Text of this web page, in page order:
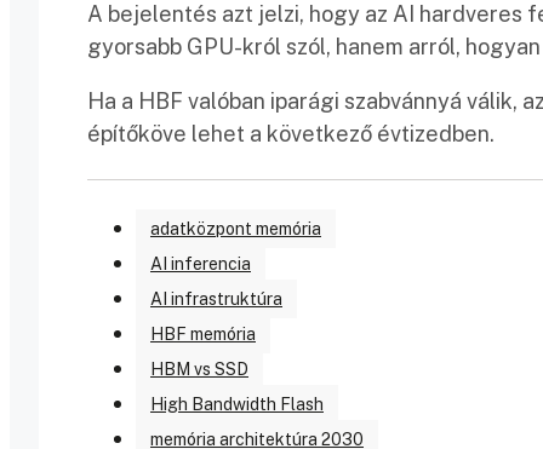
A bejelentés azt jelzi, hogy az AI hardveres
gyorsabb GPU-król szól, hanem arról,
Ha a HBF valóban iparági szabvánnyá
építőköve lehet a következő évtizedben.
adatközpont memória
AI inferencia
AI infrastruktúra
HBF memória
HBM vs SSD
High Bandwidth Flash
memória architektúra 2030